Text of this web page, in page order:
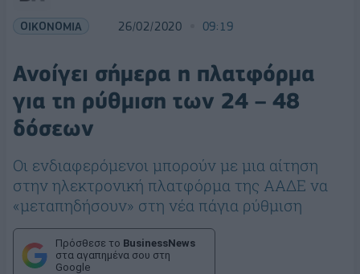
ΟΙΚΟΝΟΜΙΑ 26/02/2020 09:19
Ανοίγει σήμερα η πλατφόρμα
για τη ρύθμιση των 24 – 48
δόσεων
Οι ενδιαφερόμενοι μπορούν με μια αίτηση
στην ηλεκτρονική πλατφόρμα της ΑΑΔΕ να
«μεταπηδήσουν» στη νέα πάγια ρύθμιση
Πρόσθεσε το BusinessNews
στα αγαπημένα σου στη
Google